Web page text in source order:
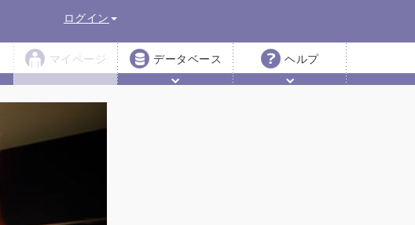
ログイン
マイページ データベース ヘルプ